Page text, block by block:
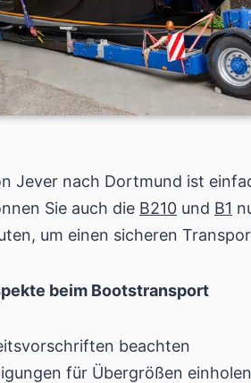
Jever nach Dortmund ist
Sie auch die B210 und B1
um einen sicheren
beim Bootstransport
beachten
für Übergrößen einholen